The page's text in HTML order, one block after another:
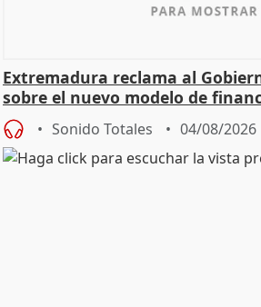
Extremadura reclama al
sobre el nuevo modelo de
Sonido Totales 04/08/2026